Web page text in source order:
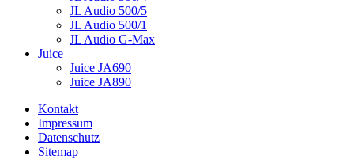
JL Audio 500/5
JL Audio 500/1
JL Audio G-Max
Juice
Juice JA690
Juice JA890
Kontakt
Impressum
Datenschutz
Sitemap